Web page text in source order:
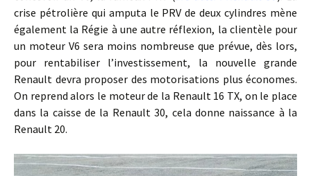
crise pétrolière qui amputa le PRV de deux cylindres mène
également la Régie à une autre réflexion, la clientèle pour
un moteur V6 sera moins nombreuse que prévue, dès lors,
pour rentabiliser l’investissement, la nouvelle grande
Renault devra proposer des motorisations plus économes.
On reprend alors le moteur de la Renault 16 TX, on le place
dans la caisse de la Renault 30, cela donne naissance à la
Renault 20.